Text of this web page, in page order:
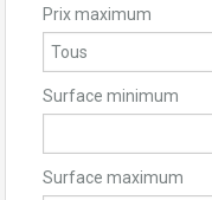
Prix maximum
Surface minimum
Surface maximum